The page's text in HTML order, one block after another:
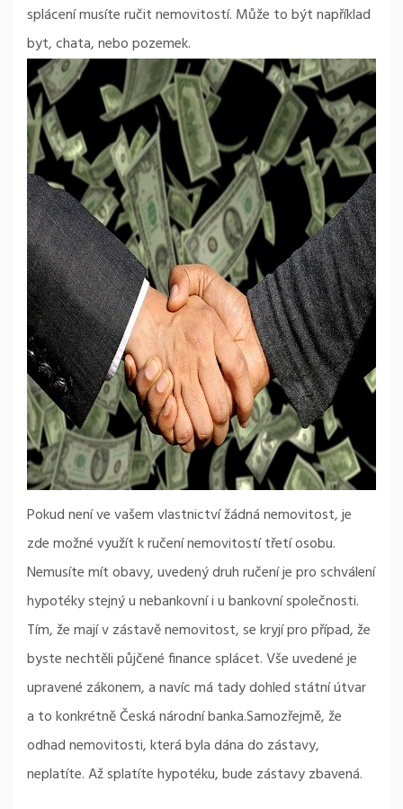
splácení musíte ručit nemovitostí. Může to být například
byt, chata, nebo pozemek.
Pokud není ve vašem vlastnictví žádná nemovitost, je
zde možné využít k ručení nemovitostí třetí osobu.
Nemusíte mít obavy, uvedený druh ručení je pro schválení
hypotéky stejný u nebankovní i u bankovní společnosti.
Tím, že mají v zástavě nemovitost, se kryjí pro případ, že
byste nechtěli půjčené finance splácet. Vše uvedené je
upravené zákonem, a navíc má tady dohled státní útvar
a to konkrétně Česká národní banka.Samozřejmě, že
odhad nemovitosti, která byla dána do zástavy,
neplatíte. Až splatíte hypotéku, bude zástavy zbavená.